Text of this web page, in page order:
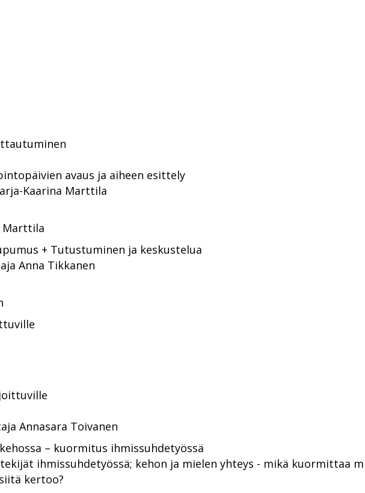
avaus ja aiheen esittely
Kaarina Marttila
Marttila
+ Tutustuminen ja keskustelua
Anna Tikkanen
Annasara Toivanen
– kuormitus ihmissuhdetyössä
ihmissuhdetyössä; kehon ja mielen yhteys - mikä kuormittaa
kertoo?